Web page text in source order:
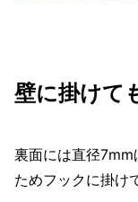
壁に掛けて
裏面には直径
ためフックに掛け